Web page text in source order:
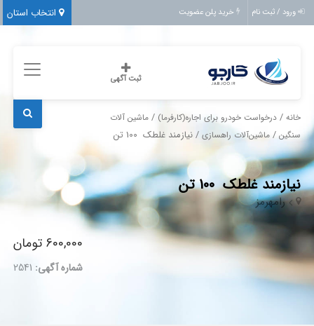
انتخاب استان ورود / ثبت نام خرید پلن عضویت
ثبت آگهی
خانه /درخواست خودرو برای اجاره(کارفرما) /ماشین آلات
سنگین /ماشین‌آلات راهسازی / نیازمند غلطک 100 تن
نیازمند غلطک 100 تن
رامهرمز
600,000 تومان
شماره آگهی: 2541